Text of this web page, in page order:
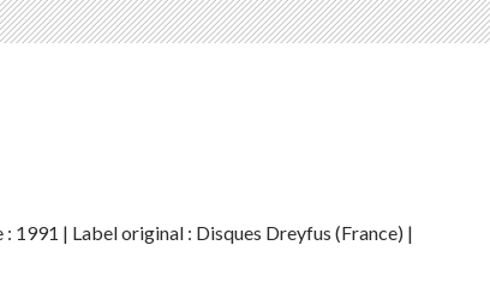
1991 | Label original : Disques Dreyfus (France) |